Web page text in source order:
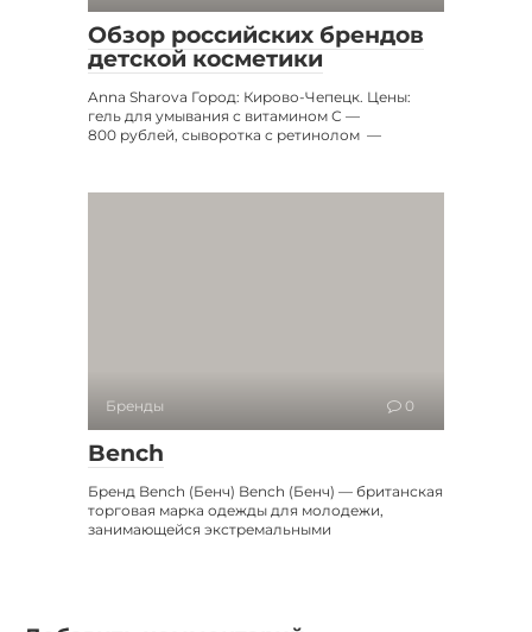
Обзор российских брендов
детской косметики
Anna Sharova Город: Кирово-Чепецк. Цены:
гель для умывания с витамином С —
800 рублей, сыворотка с ретинолом —
Бренды 0
Bench
Бренд Bench (Бенч) Bench (Бенч) — британская
торговая марка одежды для молодежи,
занимающейся экстремальными